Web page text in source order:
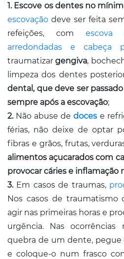
1. Escove os dentes no
escovação deve ser feita
refeições, com escova
arredondadas e cabeça
traumatizargengiva,
limpeza dos dentes
dental, que deve ser
sempre após a escovação;
2.Não abuse dedoces e
férias, não deixe de optar
fibras e grãos, frutas,
alimentos açucarados com
provocar cáries e inflamação
3.Em casos de traumas,
Nos casos de traumatismo
agir nas primeiras horas e
urgência. Nas
quebra de um dente,
e coloque-o num frasco